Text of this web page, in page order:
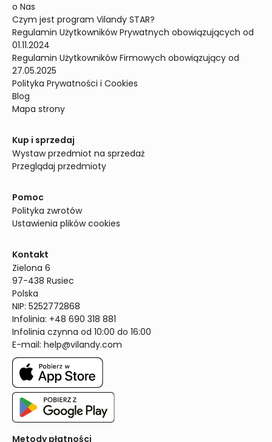
o Nas
Czym jest program Vilandy STAR?
Regulamin Użytkowników Prywatnych obowiązujących od
01.11.2024
Regulamin Użytkowników Firmowych obowiązujący od
27.05.2025
Polityka Prywatności i Cookies
Blog
Mapa strony
Kup i sprzedaj
Wystaw przedmiot na sprzedaż
Przeglądaj przedmioty
Pomoc
Polityka zwrotów
Ustawienia plików cookies
Kontakt
Zielona 6
97-438 Rusiec
Polska
NIP: 5252772868
Infolinia: +48 690 318 881
Infolinia czynna od 10:00 do 16:00
E-mail: help@vilandy.com
Metody płatności